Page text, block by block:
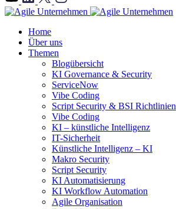
">
Home
Über uns
Themen
Blogübersicht
KI Governance & Security
ServiceNow
Vibe Coding
Script Security & BSI Richtlinien
Vibe Coding
KI – künstliche Intelligenz
IT-Sicherheit
Künstliche Intelligenz – KI
Makro Security
Script Security
KI Automatisierung
KI Workflow Automation
Agile Organisation